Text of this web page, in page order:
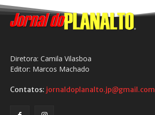
Diretora: Camila Vilasboa
Editor: Marcos Machado
Contatos: jornaldoplanalto.jp@gmail.com